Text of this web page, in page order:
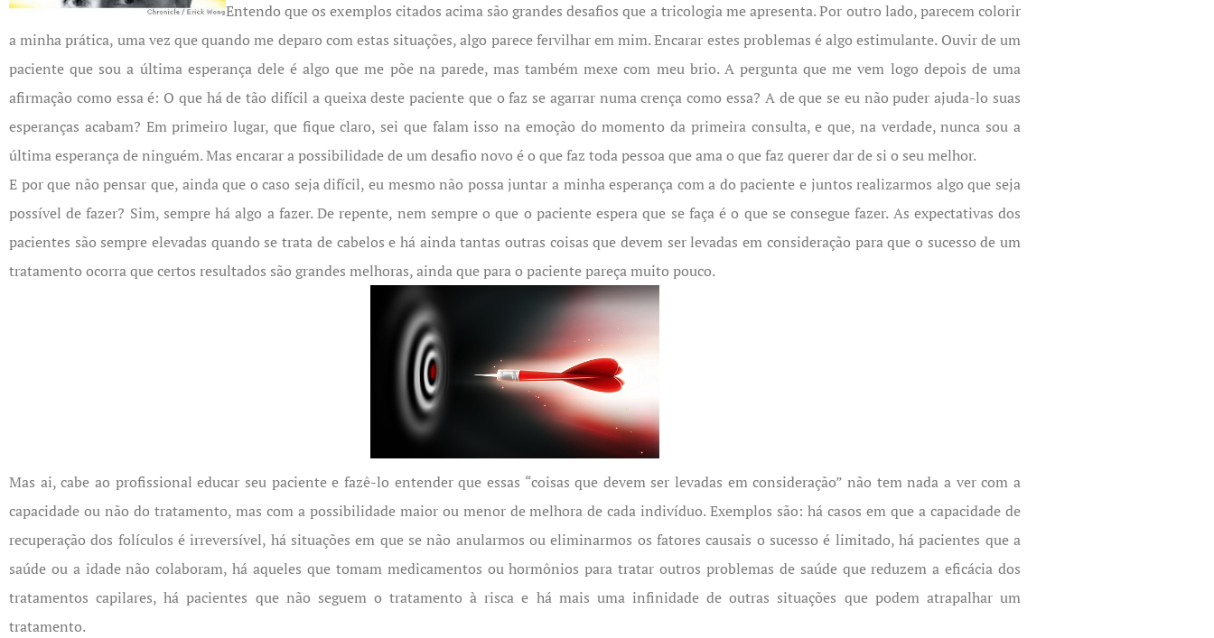
Entendo que os exemplos citados acima são grandes desafios que a tricologia me apresenta. Por outro lado, parecem colorir
a minha prática, uma vez que quando me deparo com estas situações, algo parece fervilhar em mim. Encarar estes problemas é algo estimulante. Ouvir de um
paciente que sou a última esperança dele é algo que me põe na parede, mas também mexe com meu brio. A pergunta que me vem logo depois de uma
afirmação como essa é: O que há de tão difícil a queixa deste paciente que o faz se agarrar numa crença como essa? A de que se eu não puder ajuda-lo suas
esperanças acabam? Em primeiro lugar, que fique claro, sei que falam isso na emoção do momento da primeira consulta, e que, na verdade, nunca sou a
última esperança de ninguém. Mas encarar a possibilidade de um desafio novo é o que faz toda pessoa que ama o que faz querer dar de si o seu melhor.
E por que não pensar que, ainda que o caso seja difícil, eu mesmo não possa juntar a minha esperança com a do paciente e juntos realizarmos algo que seja
possível de fazer? Sim, sempre há algo a fazer. De repente, nem sempre o que o paciente espera que se faça é o que se consegue fazer. As expectativas dos
pacientes são sempre elevadas quando se trata de cabelos e há ainda tantas outras coisas que devem ser levadas em consideração para que o sucesso de um
tratamento ocorra que certos resultados são grandes melhoras, ainda que para o paciente pareça muito pouco.
Mas ai, cabe ao profissional educar seu paciente e fazê-lo entender que essas “coisas que devem ser levadas em consideração” não tem nada a ver com a
capacidade ou não do tratamento, mas com a possibilidade maior ou menor de melhora de cada indivíduo. Exemplos são: há casos em que a capacidade de
recuperação dos folículos é irreversível, há situações em que se não anularmos ou eliminarmos os fatores causais o sucesso é limitado, há pacientes que a
saúde ou a idade não colaboram, há aqueles que tomam medicamentos ou hormônios para tratar outros problemas de saúde que reduzem a eficácia dos
tratamentos capilares, há pacientes que não seguem o tratamento à risca e há mais uma infinidade de outras situações que podem atrapalhar um
tratamento.